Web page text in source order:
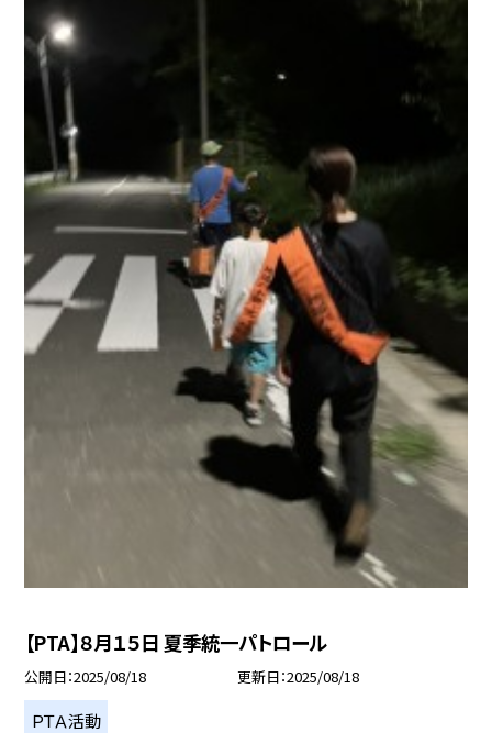
【PTA】８月１５日 夏季統一パトロール
公開日 2025/08/18 更新日 2025/08/18
ＰＴＡ活動